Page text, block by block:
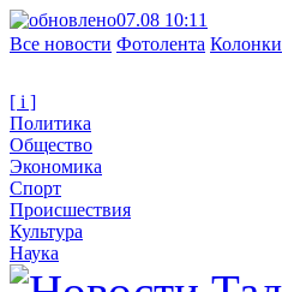
07.08 10:11
Все новости Фотолента Колонки
[ i ]
Политика
Общество
Экономика
Спорт
Происшествия
Культура
Наука